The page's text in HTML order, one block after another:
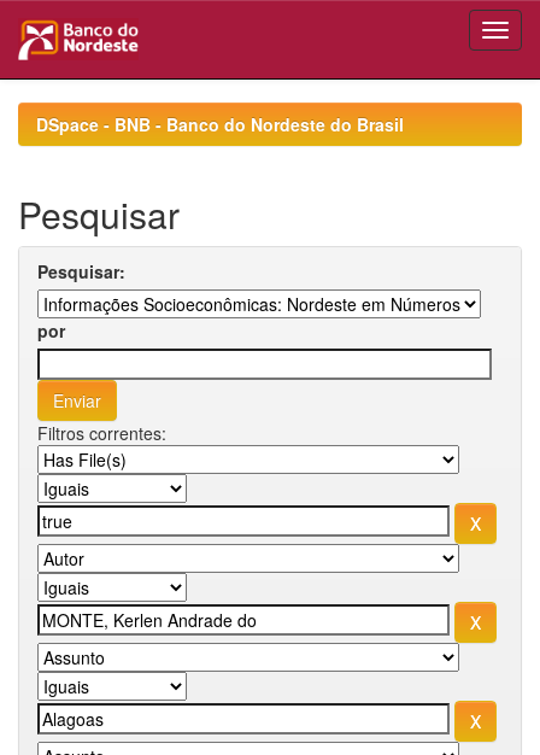
navigationDSpace - BNB - Banco do Nordeste do Brasil
Pesquisar
Pesquisar:
por
Filtros correntes: